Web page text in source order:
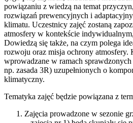
powiązaniu z wiedzą na temat
rozwiązań prewencyjnych i
klimatu. Uczestnicy zajęć zostaną
atmosfery w kontekście
Dowiedzą się także, na czym polega
rozwoju oraz misja ochrony atmosfery.
wprowadzane w ramach
np. zasada 3R) uzupełnionych o
klimatyczny.
Tematyka zajęć będzie powiązana z
Zajęcia prowadzone w sezonie